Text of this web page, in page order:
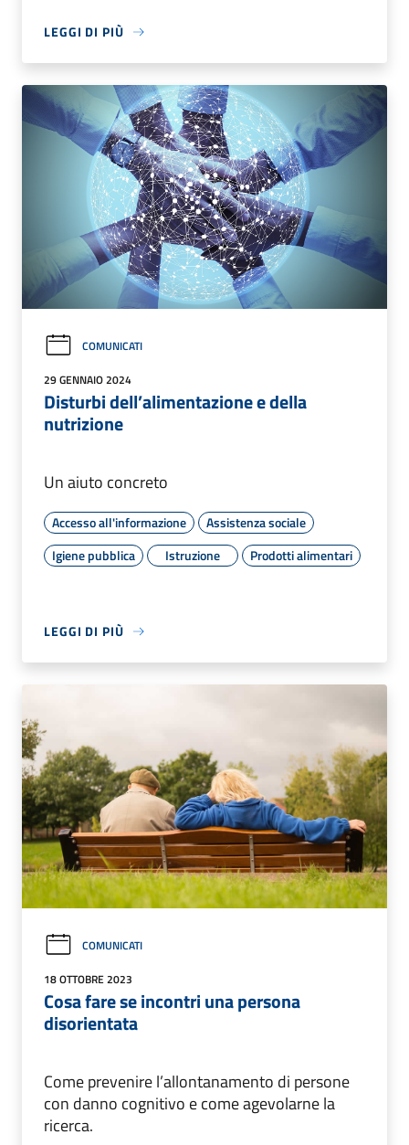
LEGGI DI PIÙ
COMUNICATI
29 GENNAIO 2024
Disturbi dell’alimentazione e della
nutrizione
Un aiuto concreto
Accesso all'informazione
Assistenza sociale
Igiene pubblica
Istruzione Prodotti alimentari
LEGGI DI PIÙ
COMUNICATI
18 OTTOBRE 2023
Cosa fare se incontri una persona
disorientata
Come prevenire l’allontanamento di persone
con danno cognitivo e come agevolarne la
ricerca.